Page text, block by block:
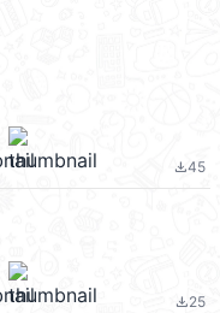
file_download45
file_download25